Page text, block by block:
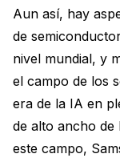
Aun así, hay
de
nivel mundial, y
el campo de los
era de la IA en
de alto ancho de
este campo,